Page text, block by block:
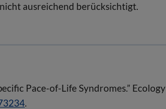
ausreichend berücksichtigt.
Pace-of-Life Syndromes.” Ecology